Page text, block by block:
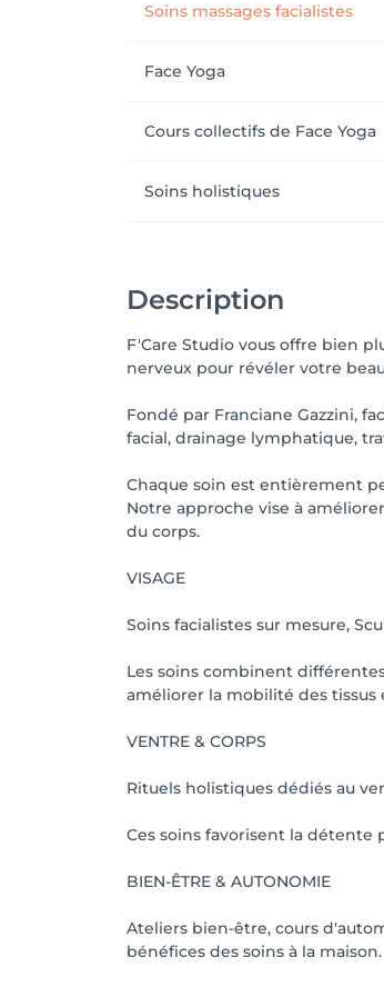
Toute annulation tardive ou
Merci pour votre
Au plaisir de vous accueillir
__________________________
A confidential studio in
🤍 Facialist expertise &
📍 Access
Privative parking space
📅 Cancellation Policy
Please inform us at least 24
Soins massages facialistes
Face Yoga
Cours collectifs de Face Yoga
Soins holistiques
Description
F'Care Studio vous offre bien
nerveux pour révéler votre
Fondé par Franciane Gazzini,
facial, drainage lymphatique,
Chaque soin est entièrement
Notre approche vise à
du corps.
VISAGE
Soins facialistes sur mesure,
Les soins combinent
améliorer la mobilité des
VENTRE & CORPS
Rituels holistiques dédiés au
Ces soins favorisent la
BIEN-ÊTRE & AUTONOMIE
Ateliers bien-être, cours
bénéfices des soins à la maison.